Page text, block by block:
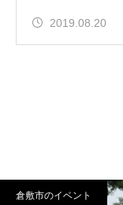
2019.08.20
倉敷市のイベント